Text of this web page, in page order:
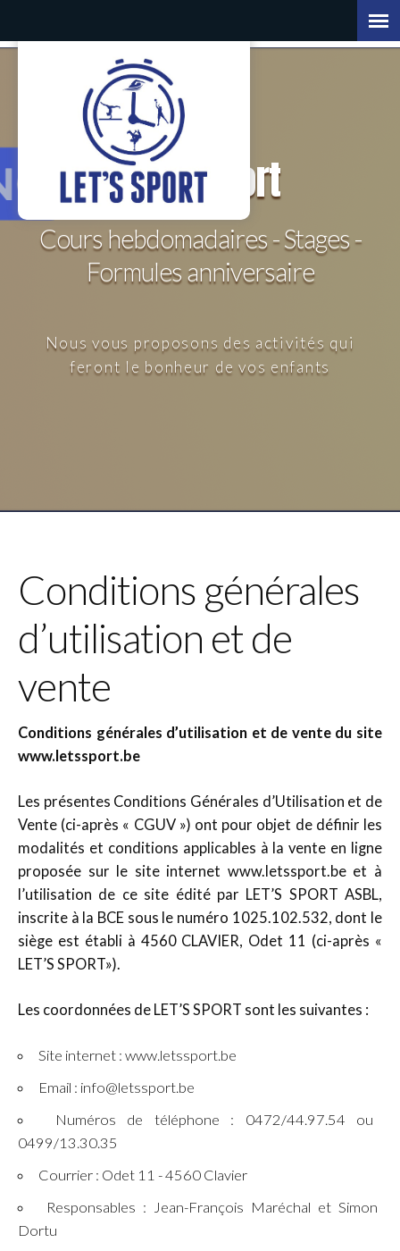
Let'sSport
Cours hebdomadaires - Stages -
Formules anniversaire
Nous vous proposons des activités qui
feront le bonheur de vos enfants
Conditions générales
d’utilisation et de
vente
Conditions générales d’utilisation et de vente du site
www.letssport.be
Les présentes Conditions Générales d’Utilisation et de
Vente (ci-après « CGUV ») ont pour objet de définir les
modalités et conditions applicables à la vente en ligne
proposée sur le site internet www.letssport.be et à
l’utilisation de ce site édité par LET’S SPORT ASBL,
inscrite à la BCE sous le numéro 1025.102.532, dont le
siège est établi à 4560 CLAVIER, Odet 11 (ci-après «
LET’S SPORT»).
Les coordonnées de LET’S SPORT sont les suivantes :
Site internet : www.letssport.be
Email : info@letssport.be
Numéros de téléphone : 0472/44.97.54 ou
0499/13.30.35
Courrier : Odet 11 - 4560 Clavier
Responsables : Jean-François Maréchal et Simon
Dortu